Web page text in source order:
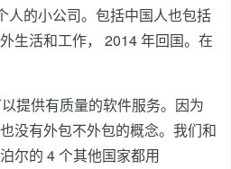
人的小公司。包括中国人也包括
生活和工作， 2014 年回国。在
提供有质量的软件服务。因为
没有外包不外包的概念。我们和
尔的 4 个其他国家都用